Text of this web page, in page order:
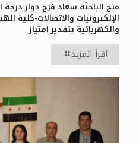
منح الباحثة سعاد فرج دوار
الإلكترونيات والاتصالات-كلية
والكهربائية بتقدير امتياز
اقرأ المزيد